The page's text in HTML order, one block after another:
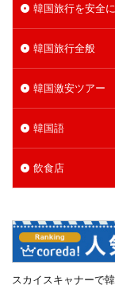
韓国旅行を安全
韓国旅行全般
韓国激安ツアー
韓国語
飲食店
スカイスキャナーで